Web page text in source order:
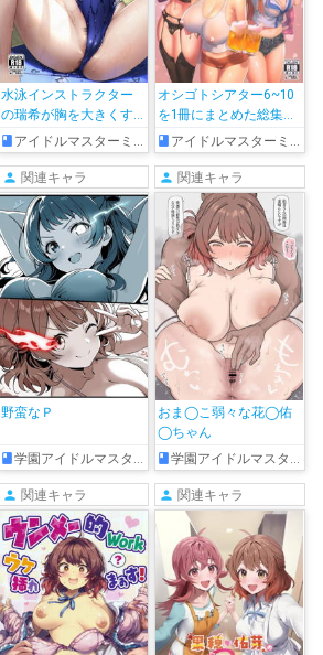
水泳インストラクター
の瑞希が胸を大きくす
る為に生徒と…胸を揉ま
れながらフェラをした
りバックや背面騎乗位
でパコって孕まされち
ゃう♡
アイドルマスターミリオンライブ!
オシゴトシアター6~10
を1冊にまとめた総集
編!!100P超えの大ボリュ
ームでミリマスのアイ
ドルたちの濃厚なエロ
スをお届け♡
アイドルマスターミリオンライブ!
関連キャラ
野蛮なＰ
学園アイドルマスター
関連キャラ
おま◯こ弱々な花◯佑
◯ちゃん
学園アイドルマスター
関連キャラ 関連キャラ